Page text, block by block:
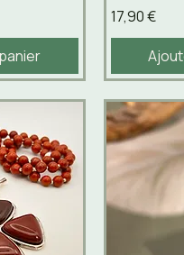
Prix
17,90 €